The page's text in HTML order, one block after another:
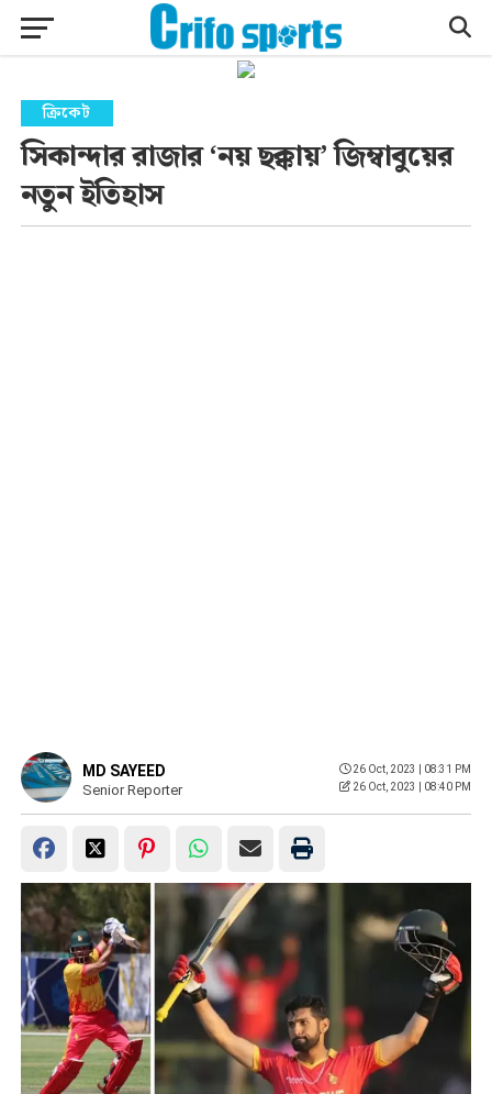
ক্রিকেট
সিকান্দার রাজার ‘নয় ছক্কায়’ জিম্বাবুয়ের
নতুন ইতিহাস
MD SAYEED
Senior Reporter
26 Oct, 2023 | 08:31 PM
26 Oct, 2023 | 08:40 PM